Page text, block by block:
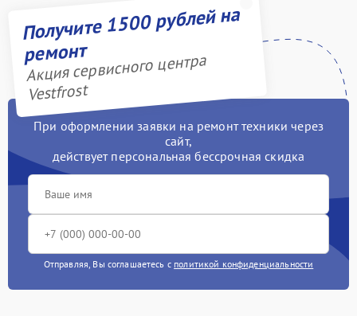
Получите 1500 рублей на
ремонт
Акция сервисного центра
Vestfrost
При оформлении заявки на ремонт техники через
сайт,
действует персональная бессрочная скидка
Отправляя, Вы соглашаетесь с политикой конфиденциальности